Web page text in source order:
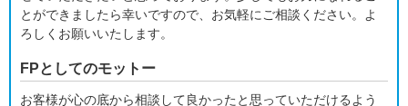
とができましたら幸いですので、お気軽にご相談ください。よ
ろしくお願いいたします。
FPとしてのモットー
お客様が心の底から相談して良かったと思っていただけるよう